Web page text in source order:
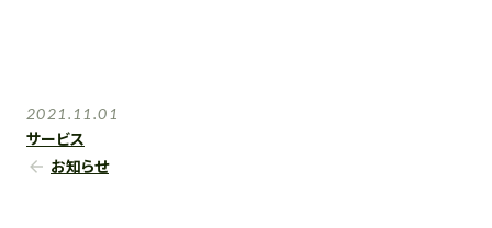
2021.11.01
サービス
お知らせ